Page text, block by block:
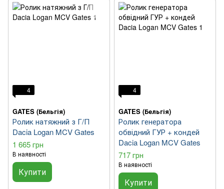
4
GATES (Бельгія)
Ролик натяжний з Г/П
Dacia Logan MCV Gates
1 665 грн
В наявності
Купити
4
GATES (Бельгія)
Ролик генератора
обвідний ГУР + кондей
Dacia Logan MCV Gates
717 грн
В наявності
Купити